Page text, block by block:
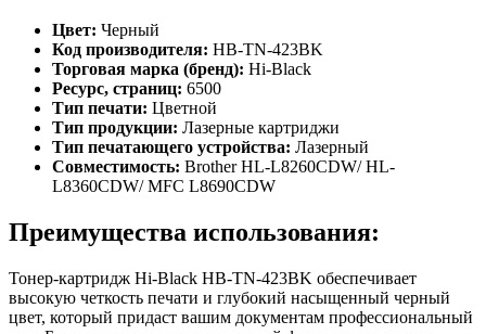
Цвет: Черный
Код производителя: HB-TN-423BK
Торговая марка (бренд): Hi-Black
Ресурс, страниц: 6500
Тип печати: Цветной
Тип продукции: Лазерные картриджи
Тип печатающего устройства: Лазерный
Совместимость: Brother HL-L8260CDW/ HL-
L8360CDW/ MFC L8690CDW
Преимущества использования:
Тонер-картридж Hi-Black HB-TN-423BK обеспечивает
высокую четкость печати и глубокий насыщенный черный
цвет, который придаст вашим документам профессиональный